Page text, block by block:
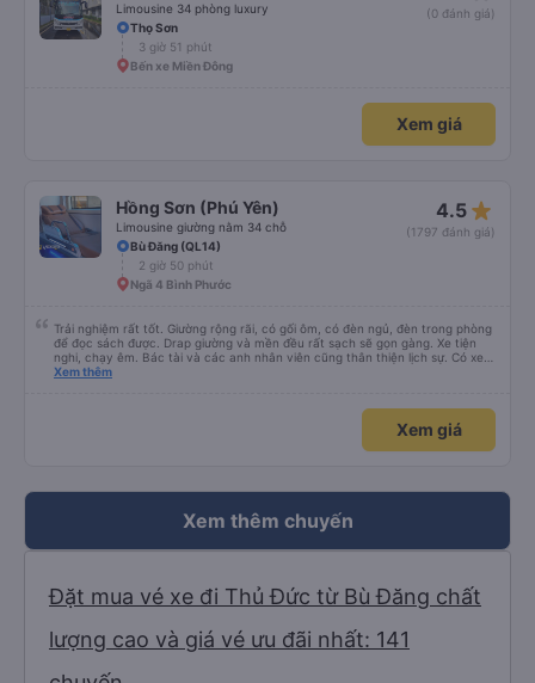
Limousine 34 phòng luxury
(0 đánh giá)
Thọ Sơn
3 giờ 51 phút
Bến xe Miền Đông
Xem giá
Hồng Sơn (Phú Yên)
Limousine giường nằm 34 chỗ
4.5 star_rate
(1797 đánh giá)
Bù Đăng (QL14)
2 giờ 50 phút
Ngã 4 Bình Phước
Trải nghiệm rất tốt. Giường rộng rãi, có gối ôm, có đèn ngủ, đèn trong phòng
để đọc sách được. Drap giường và mền đều rất sạch sẽ gọn gàng. Xe tiện
nghi, chạy êm. Bác tài và các anh nhân viên cũng thân thiện lịch sự. Có xe
trung chuyển về nội thành thành phố tuy hoà rất tiện. Giá vé hợp lý. Nói
Xem thêm
Xem giá
Xem thêm chuyến
Đặt mua vé xe đi Thủ Đức từ Bù Đăng chất
lượng cao và giá vé ưu đãi nhất: 141